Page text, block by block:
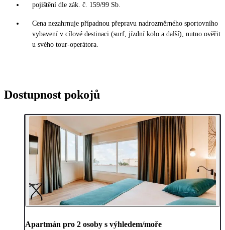
pojištění dle zák. č. 159/99 Sb.
Cena nezahrnuje případnou přepravu nadrozměrného sportovního
vybavení v cílové destinaci (surf, jízdní kolo a další), nutno ověřit
u svého tour-operátora.
Dostupnost pokojů
Apartmán pro 2 osoby s výhledem/moře